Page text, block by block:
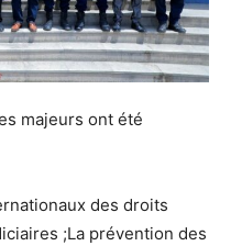
majeurs ont été
des droits
;La prévention des